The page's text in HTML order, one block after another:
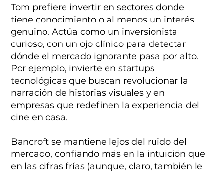
Tom prefiere invertir en sectores donde
tiene conocimiento o al menos un interés
genuino. Actúa como un inversionista
curioso, con un ojo clínico para detectar
dónde el mercado ignorante pasa por alto.
Por ejemplo, invierte en startups
tecnológicas que buscan revolucionar la
narración de historias visuales y en
empresas que redefinen la experiencia del
cine en casa.
Bancroft se mantiene lejos del ruido del
mercado, confiando más en la intuición que
en las cifras frías (aunque, claro, también le